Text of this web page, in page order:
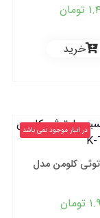
تومان
خرید
در انبار موجود نمی باشد
کلومن مدل
تومان